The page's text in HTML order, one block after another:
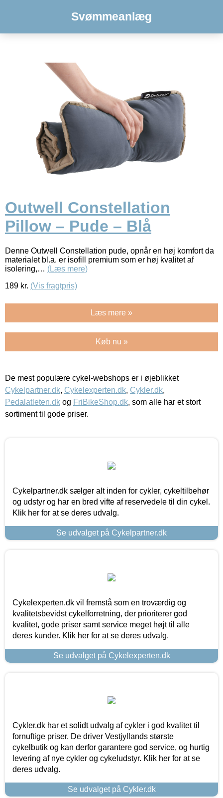
Svømmeanlæg
Outwell Constellation
Pillow – Pude – Blå
Denne Outwell Constellation pude, opnår en høj komfort da
materialet bl.a. er isofill premium som er høj kvalitet af
isolering,… (Læs mere)
189 kr. (Vis fragtpris)
Læs mere »
Køb nu »
De mest populære cykel-webshops er i øjeblikket
Cykelpartner.dk, Cykelexperten.dk, Cykler.dk,
Pedalatleten.dk og FriBikeShop.dk, som alle har et stort
sortiment til gode priser.
Cykelpartner.dk sælger alt inden for cykler, cykeltilbehør
og udstyr og har en bred vifte af reservedele til din cykel.
Klik her for at se deres udvalg.
Se udvalget på Cykelpartner.dk
Cykelexperten.dk vil fremstå som en troværdig og
kvalitetsbevidst cykelforretning, der prioriterer god
kvalitet, gode priser samt service meget højt til alle
deres kunder. Klik her for at se deres udvalg.
Se udvalget på Cykelexperten.dk
Cykler.dk har et solidt udvalg af cykler i god kvalitet til
fornuftige priser. De driver Vestjyllands største
cykelbutik og kan derfor garantere god service, og hurtig
levering af nye cykler og cykeludstyr. Klik her for at se
deres udvalg.
Se udvalget på Cykler.dk